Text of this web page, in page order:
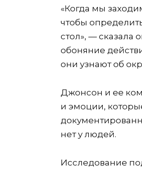
«Когда мы
чтобы
стол», — сказала
обоняние
они узнают об
Джонсон и ее
и эмоции,
нет у людей.
Исследование